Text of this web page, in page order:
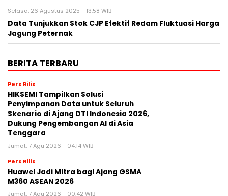
Selasa, 26 Agustus 2025 - 13:58 WIB
Data Tunjukkan Stok CJP Efektif Redam Fluktuasi Harga
Jagung Peternak
BERITA TERBARU
Pers Rilis
HIKSEMI Tampilkan Solusi
Penyimpanan Data untuk Seluruh
Skenario di Ajang DTI Indonesia 2026,
Dukung Pengembangan AI di Asia
Tenggara
Jumat, 7 Agu 2026 - 04:14 WIB
Pers Rilis
Huawei Jadi Mitra bagi Ajang GSMA
M360 ASEAN 2026
Jumat, 7 Agu 2026 - 00:42 WIB